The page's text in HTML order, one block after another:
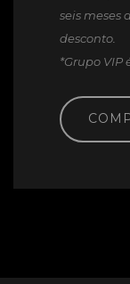
seis meses
desconto.
*Grupo VIP